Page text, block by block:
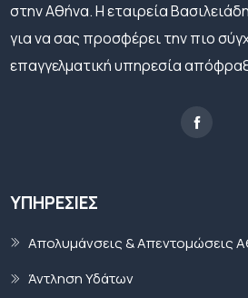
στην Αθήνα. Η εταιρεία
για να σας προσφέρει την πιο
επαγγελματική υπηρεσία
ΥΠΗΡΕΣΊΕΣ
Απολυμάνσεις & Απεντομώσεις
Άντληση Υδάτων